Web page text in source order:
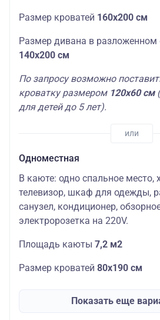
Размер кроватей 160х200 см
Размер дивана в разложенном
140х200 см
По запросу возможно
кроватку размером 120х60 см
для детей до 5 лет).
Одноместная
В каюте: одно спальное место,
телевизор, шкаф для одежды,
санузел, кондиционер,
электророзетка на 220V.
Площадь каюты 7,2 м2
Размер кроватей 80х190 см
Показать еще